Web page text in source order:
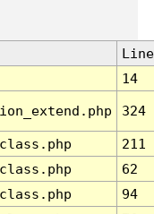
Line
14
324
211
62
94